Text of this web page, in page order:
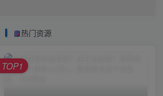
热门资源
TOP1